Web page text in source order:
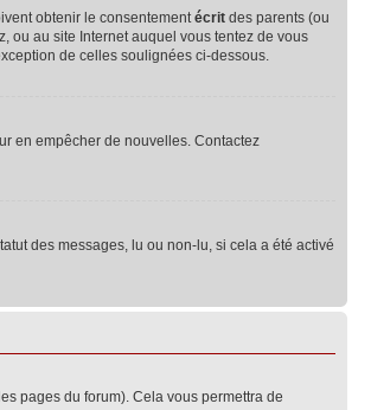
obtenir le consentementécrit des parents (ou
ou au site Internet auquel vous tentez de vous
de celles soulignées ci-dessous.
en empêcher de nouvelles. Contactez
des messages, lu ou non-lu, si cela a été activé
pages du forum). Cela vous permettra de